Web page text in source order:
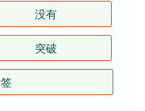
没有
突破